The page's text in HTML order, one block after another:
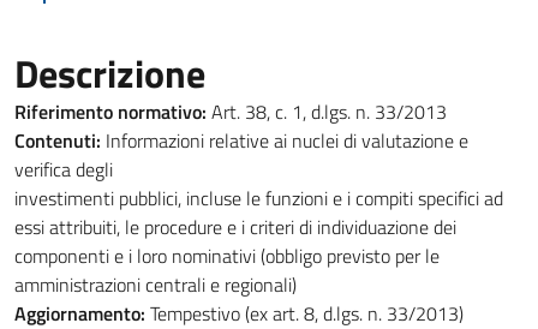
Descrizione
Riferimento normativo: Art. 38, c. 1, d.lgs. n. 33/2013
Contenuti: Informazioni relative ai nuclei di valutazione e
verifica degli
investimenti pubblici, incluse le funzioni e i compiti specifici ad
essi attribuiti, le procedure e i criteri di individuazione dei
componenti e i loro nominativi (obbligo previsto per le
amministrazioni centrali e regionali)
Aggiornamento: Tempestivo (ex art. 8, d.lgs. n. 33/2013)